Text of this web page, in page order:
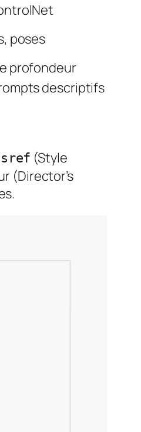
poses
profondeur
descriptifs
(Style
(Director’s